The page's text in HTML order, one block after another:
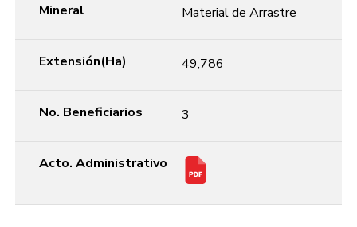
Mineral Material de Arrastre
Extensión(Ha) 49,786
No. Beneficiarios 3
Acto. Administrativo